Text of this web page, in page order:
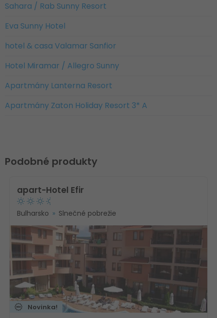
Sahara / Rab Sunny Resort
Eva Sunny Hotel
hotel & casa Valamar Sanfior
Hotel Miramar / Allegro Sunny
Apartmány Lanterna Resort
Apartmány Zaton Holiday Resort 3* A
Podobné produkty
apart-Hotel Efir
Bulharsko Slnečné pobrežie
Novinka!